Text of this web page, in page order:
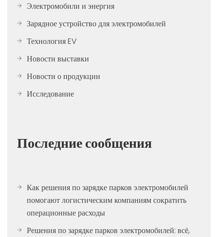
Электромобили и энергия
Зарядное устройство для электромобилей
Технология EV
Новости выставки
Новости о продукции
Исследование
Последние сообщения
Как решения по зарядке парков электромобилей
помогают логистическим компаниям сократить
операционные расходы
Решения по зарядке парков электромобилей: всё,